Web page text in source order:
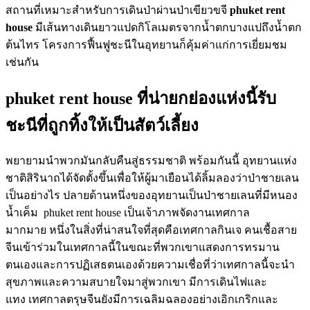
สถานที่เหมาะสำหรับการเดินป่าผ่านป่าเขียวขจี phuket rent
house มีเส้นทางเดินยาวแปดกิโลเมตรจากน้ำตกบางแปถึงน้ำตก
ต้นไทร โครงการฟื้นฟูชะนีในอุทยานก็คุ้มค่าแก่การเยี่ยมชม
เช่นกัน
phuket rent house ที่น่ายกย่องแห่งนี้รับ
ชะนีที่ถูกทิ้งให้เป็นสัตว์เลี้ยง
พยายามนำพวกมันกลับคืนสู่ธรรมชาติ พร้อมกันนี้ อุทยานแห่ง
ชาติสิรินาถได้จัดตั้งขึ้นเพื่อให้ผู้มาเยือนได้ลิ้มลองว่าป่าชายเลน
เป็นอย่างไร ปลายด้านหนึ่งของอุทยานเป็นป่าชายเลนที่มีหนอง
น้ำเค็ม phuket rent house เป็นเจ้าภาพจัดงานเทศกาล
มากมาย หนึ่งในสิ่งที่น่าสนใจที่สุดคือเทศกาลกินเจ คนเชื้อสาย
จีนเข้าร่วมในเทศกาลนี้ในขณะที่พวกเขาแสดงการทรมาน
ตนเองและการปฏิเสธตนเองด้วยความเชื่อที่ว่าเทศกาลนี้จะนำ
สุขภาพและความสบายใจมาสู่พวกเขา มีการเดินไฟและ
แทง เทศกาลตรุษจีนยังมีการเฉลิมฉลองอย่างเอิกเกริกและ